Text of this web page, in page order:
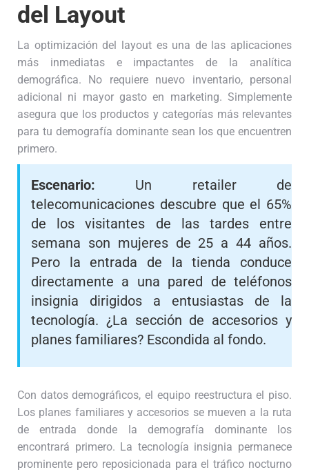
del Layout
La optimización del layout es una de las aplicaciones
más inmediatas e impactantes de la analítica
demográfica. No requiere nuevo inventario, personal
adicional ni mayor gasto en marketing. Simplemente
asegura que los productos y categorías más relevantes
para tu demografía dominante sean los que encuentren
primero.
Escenario: Un retailer de
telecomunicaciones descubre que el 65%
de los visitantes de las tardes entre
semana son mujeres de 25 a 44 años.
Pero la entrada de la tienda conduce
directamente a una pared de teléfonos
insignia dirigidos a entusiastas de la
tecnología. ¿La sección de accesorios y
planes familiares? Escondida al fondo.
Con datos demográficos, el equipo reestructura el piso.
Los planes familiares y accesorios se mueven a la ruta
de entrada donde la demografía dominante los
encontrará primero. La tecnología insignia permanece
prominente pero reposicionada para el tráfico nocturno